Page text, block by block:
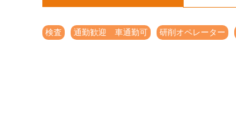
検査 通勤歓迎 車通勤可 研削オペレーター